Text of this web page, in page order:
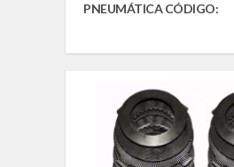
PNEUMÁTICA CÓDIGO: